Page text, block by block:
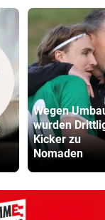
Wegen
wurden
Kicker zu
Nomaden